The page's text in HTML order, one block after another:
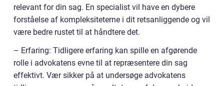
relevant for din sag. En specialist vil have en dybere
forståelse af kompleksiteterne i dit retsanliggende og vil
være bedre rustet til at håndtere det.
– Erfaring: Tidligere erfaring kan spille en afgørende
rolle i advokatens evne til at repræsentere din sag
effektivt. Vær sikker på at undersøge advokatens